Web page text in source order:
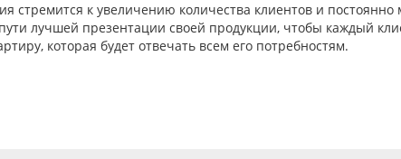
стремится к увеличению количества клиентов и
лучшей презентации своей продукции, чтобы каждый
которая будет отвечать всем его потребностям.